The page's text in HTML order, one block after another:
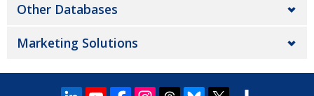
Other Databases
Marketing Solutions